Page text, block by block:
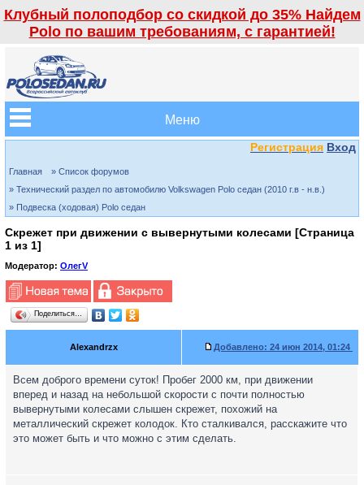
Клубный полоподбор со скидкой до 35% Найдем
Polo по вашим требованиям, с гарантией!
Меню
Регистрация Вход
Главная
» Список форумов
» Технический раздел по автомобилю Volkswagen Polo седан (2010 г.в - н.в.)
» Подвеска (ходовая) Polo седан
Скрежет при движении с вывернутыми колесами [Страница
1 из 1]
Модератор: ОлегV
Поделиться…
Alexandrzx Добавлено: 24 июн 2014, 01:24
Всем доброго времени суток! Пробег 2000 км, при движении
вперед и назад на небольшой скорости с почти полностью
вывернутыми колесами слышен скрежет, похожий на
металлический скрежет колодок. Кто сталкивался, расскажите что
это может быть и что можно с этим сделать.